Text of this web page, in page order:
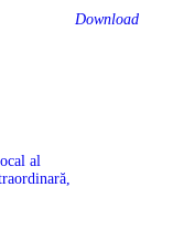
Download
al